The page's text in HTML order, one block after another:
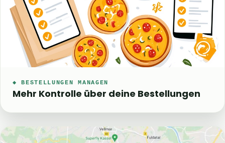
◆ BESTELLUNGEN MANAGEN
Mehr Kontrolle über deine Bestellungen